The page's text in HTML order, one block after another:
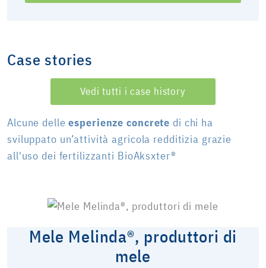
Case stories
Vedi tutti i case history
Alcune delleesperienze concrete di chi ha
sviluppato un’attività agricola redditizia grazie
all'uso dei fertilizzanti BioAksxter®
Mele Melinda®, produttori di
mele